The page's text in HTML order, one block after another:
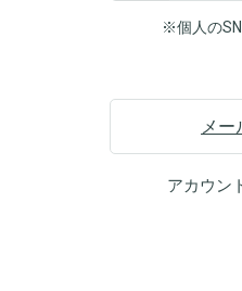
※個人の
メー
アカウン